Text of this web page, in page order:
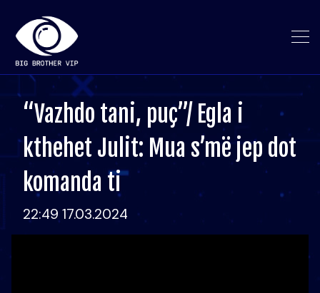
“Vazhdo tani, puç”/ Egla i
kthehet Julit: Mua s’më jep dot
komanda ti
22:49 17.03.2024